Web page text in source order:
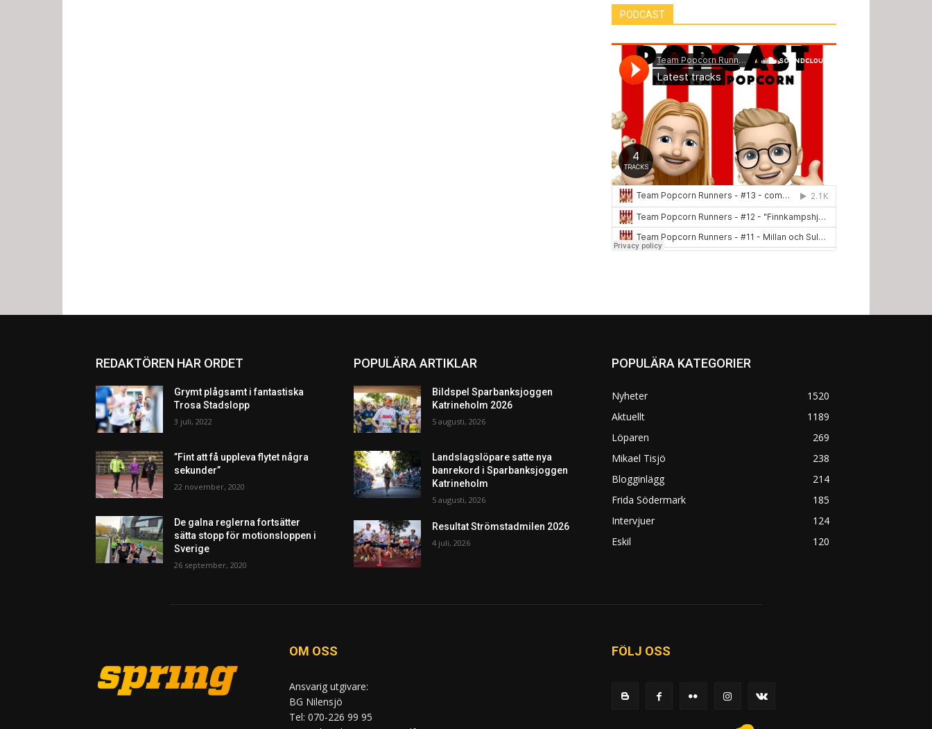
PODCAST
REDAKTÖREN HAR ORDET
Grymt plågsamt i fantastiska
Trosa Stadslopp
3 juli, 2022
”Fint att få uppleva flytet några
sekunder”
22 november, 2020
De galna reglerna fortsätter
sätta stopp för motionsloppen i
Sverige
26 september, 2020
POPULÄRA ARTIKLAR
Bildspel Sparbanksjoggen
Katrineholm 2026
5 augusti, 2026
Landslagslöpare satte nya
banrekord i Sparbanksjoggen
Katrineholm
5 augusti, 2026
Resultat Strömstadmilen 2026
4 juli, 2026
POPULÄRA KATEGORIER
Nyheter
1520
Aktuellt
1189
Löparen
269
Mikael Tisjö
238
Blogginlägg
214
Frida Södermark
185
Intervjuer
124
Eskil
120
OM OSS
Ansvarig utgivare:
BG Nilensjö
Tel: 070-226 99 95
FÖLJ OSS